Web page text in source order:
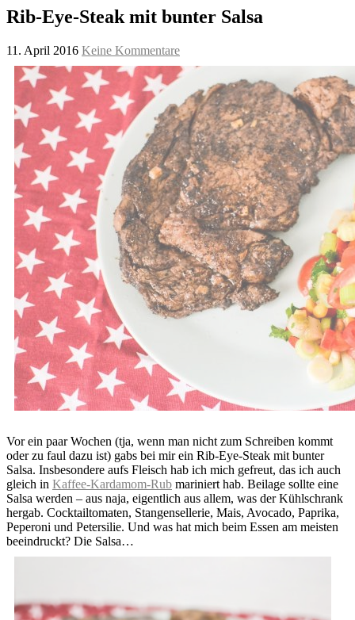
Rib-Eye-Steak mit bunter Salsa
11. April 2016 Keine Kommentare
Vor ein paar Wochen (tja, wenn man nicht zum Schreiben kommt
oder zu faul dazu ist) gabs bei mir ein Rib-Eye-Steak mit bunter
Salsa. Insbesondere aufs Fleisch hab ich mich gefreut, das ich auch
gleich in Kaffee-Kardamom-Rub mariniert hab. Beilage sollte eine
Salsa werden – aus naja, eigentlich aus allem, was der Kühlschrank
hergab. Cocktailtomaten, Stangensellerie, Mais, Avocado, Paprika,
Peperoni und Petersilie. Und was hat mich beim Essen am meisten
beeindruckt? Die Salsa…